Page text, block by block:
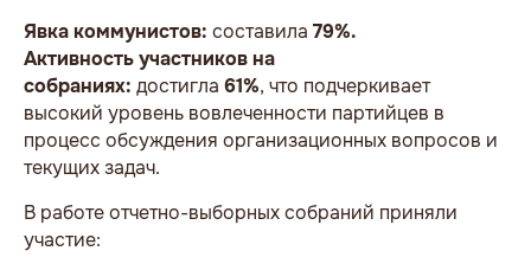
Явка коммунистов: составила 79%.
Активность участников на
собраниях: достигла 61%, что подчеркивает
высокий уровень вовлеченности партийцев в
процесс обсуждения организационных вопросов и
текущих задач.
В работе отчетно-выборных собраний приняли
участие: